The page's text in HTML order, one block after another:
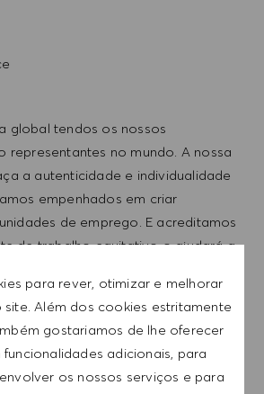
para rever, otimizar e melhorar
Além dos cookies estritamente
gostariamos de lhe oferecer
adicionais, para
os nossos serviços e para
global tendos os nossos
representantes no mundo. A nossa
a autenticidade e individualidade
empenhados em criar
de emprego. E acreditamos
de trabalho equitativo o ajudará a
e irá lhe inspirar para o
um novo desafio no mundo
resposta for "Sim", teremos o